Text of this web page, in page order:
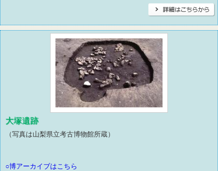
大塚遺跡
（写真は山梨県立考古博物館所蔵）
○博アーカイブはこちら